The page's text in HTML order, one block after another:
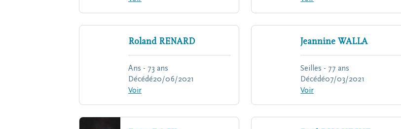
Roland RENARD
Ans - 73 ans
Décédé20/06/2021
Voir
Jeannine WALLA
Seilles - 77 ans
Décédé07/03/2021
Voir